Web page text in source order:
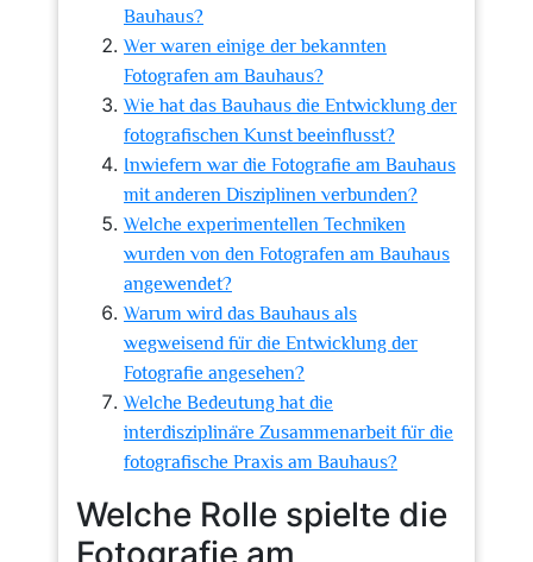
Bauhaus?
Wer waren einige der bekannten
Fotografen am Bauhaus?
Wie hat das Bauhaus die Entwicklung der
fotografischen Kunst beeinflusst?
Inwiefern war die Fotografie am Bauhaus
mit anderen Disziplinen verbunden?
Welche experimentellen Techniken
wurden von den Fotografen am Bauhaus
angewendet?
Warum wird das Bauhaus als
wegweisend für die Entwicklung der
Fotografie angesehen?
Welche Bedeutung hat die
interdisziplinäre Zusammenarbeit für die
fotografische Praxis am Bauhaus?
Welche Rolle spielte die
Fotografie am